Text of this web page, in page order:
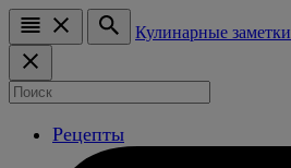
Кулинарные заметки
Рецепты